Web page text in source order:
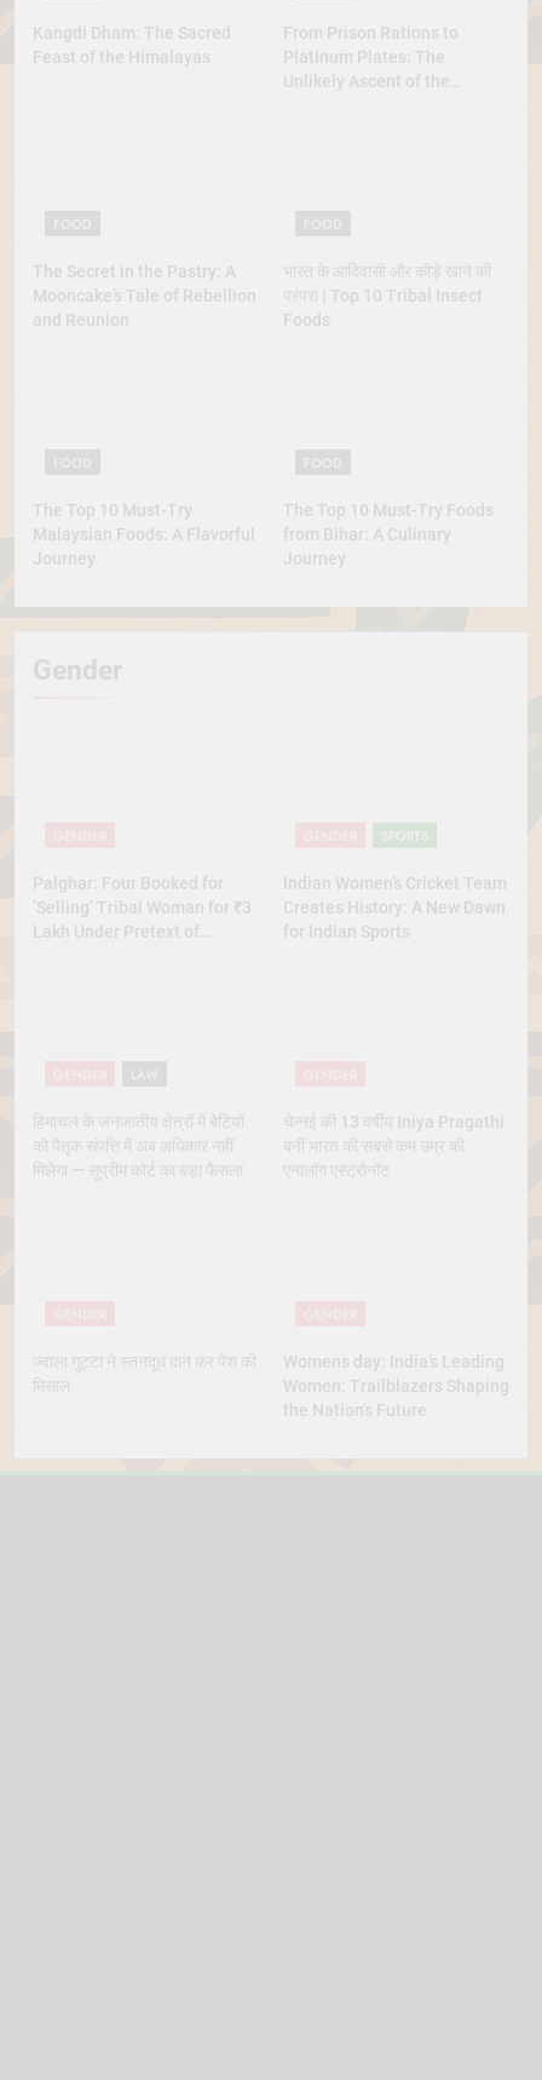
Kangdi Dham: The Sacred
Feast of the Himalayas
From Prison Rations to
Platinum Plates: The
Unlikely Ascent of the
The Secret in the Pastry: A
Mooncake’s Tale of Rebellion
and Reunion
भारत के आदिवासी और कीड़े खाने की
परंपरा | Top 10 Tribal Insect
Foods
The Top 10 Must-Try
Malaysian Foods: A Flavorful
Journey
The Top 10 Must-Try Foods
from Bihar: A Culinary
Journey
Gender
Palghar: Four Booked for
‘Selling’ Tribal Woman for ₹3
Lakh Under Pretext of
SPORTS
Indian Women’s Cricket Team
Creates History: A New Dawn
for Indian Sports
हिमाचल के जनजातीय क्षेत्रों में बेटियों
को पैतृक संपत्ति में अब अधिकार नहीं
मिलेगा — सुप्रीम कोर्ट का बड़ा फैसला
चेन्नई की 13 वर्षीय Iniya Pragathi
बनीं भारत की सबसे कम उम्र की
एनालॉग एस्ट्रोनॉट
ज्वाला गुट्टा ने स्तनदूध दान कर पेश की
मिसाल
Womens day: India’s Leading
Women: Trailblazers Shaping
the Nation’s Future